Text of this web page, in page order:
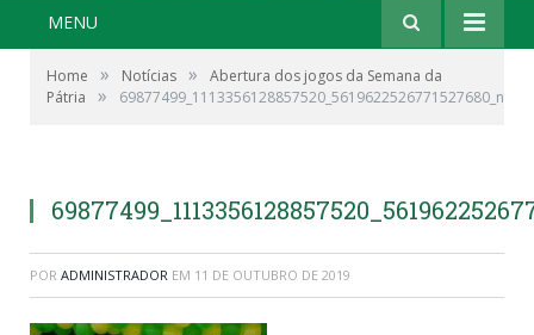
MENU
Home » Notícias »
Abertura dos jogos da Semana da
Pátria
» 69877499_1113356128857520_5619622526771527680_n
POR ADMINISTRADOR EM 11 DE OUTUBRO DE 2019